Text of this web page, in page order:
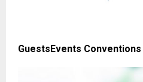
GuestsEvents